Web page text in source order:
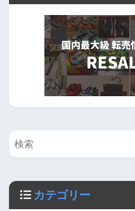
カテゴリー